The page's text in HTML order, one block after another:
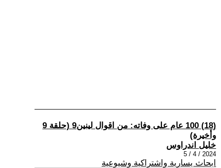
(18) 100 عام على وفاته: من اقوال لينين9 (حلقة 9
وأخيرة)
خليل اندراوس
2024 / 4 / 5
ابحاث يسارية واشتراكية وشيوعية